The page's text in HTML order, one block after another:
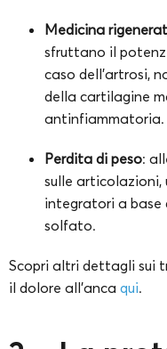
Medicina
sfruttano il
caso dell’artrosi,
della cartilagine
antinfiammatoria.
Perdita di peso:
sulle
integratori a base
solfato.
Scopri altri dettagli sui
il dolore all’anca qui.